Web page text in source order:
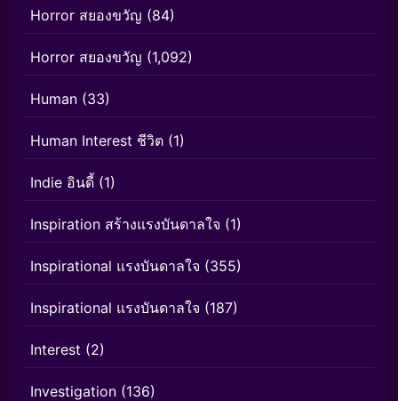
Horror สยองขวัญ (84)
Horror สยองขวัญ (1,092)
Human (33)
Human Interest ชีวิต (1)
Indie อินดี้ (1)
Inspiration สร้างแรงบันดาลใจ (1)
Inspirational แรงบันดาลใจ (355)
Inspirational แรงบันดาลใจ (187)
Interest (2)
Investigation (136)